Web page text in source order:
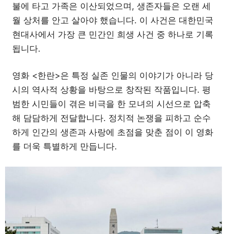
불에 타고 가족은 이산되었으며, 생존자들은 오랜 세
월 상처를 안고 살아야 했습니다. 이 사건은 대한민국
현대사에서 가장 큰 민간인 희생 사건 중 하나로 기록
됩니다.
영화 <한란>은 특정 실존 인물의 이야기가 아니라 당
시의 역사적 상황을 바탕으로 창작된 작품입니다. 평
범한 시민들이 겪은 비극을 한 모녀의 시선으로 압축
해 담담하게 전달합니다. 정치적 논쟁을 피하고 순수
하게 인간의 생존과 사랑에 초점을 맞춘 점이 이 영화
를 더욱 특별하게 만듭니다.